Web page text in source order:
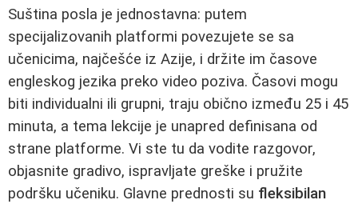
Suština posla je jednostavna: putem
specijalizovanih platformi povezujete se sa
učenicima, najčešće iz Azije, i držite im časove
engleskog jezika preko video poziva. Časovi mogu
biti individualni ili grupni, traju obično između 25 i 45
minuta, a tema lekcije je unapred definisana od
strane platforme. Vi ste tu da vodite razgovor,
objasnite gradivo, ispravljate greške i pružite
podršku učeniku. Glavne prednosti su fleksibilan